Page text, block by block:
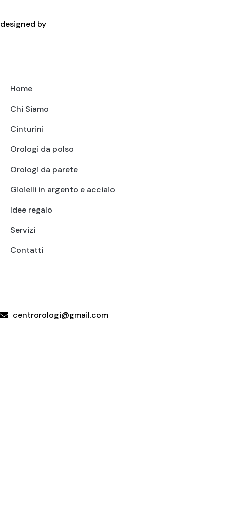
designed by
Home
Chi Siamo
Cinturini
Orologi da polso
Orologi da parete
Gioielli in argento e acciaio
Idee regalo
Servizi
Contatti
centrorologi@gmail.com